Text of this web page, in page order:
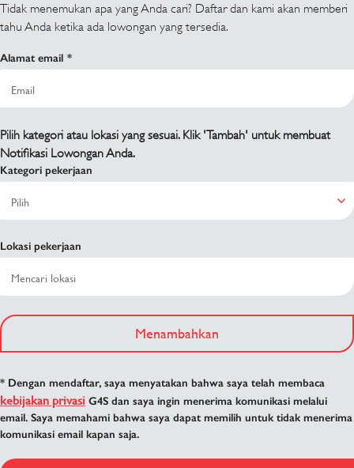
Tidak menemukan apa yang Anda cari? Daftar dan kami akan memberi
tahu Anda ketika ada lowongan yang tersedia.
Alamat email
Pilih kategori atau lokasi yang sesuai. Klik 'Tambah' untuk membuat
Notifikasi Lowongan Anda.
Kategori pekerjaan
Lokasi pekerjaan
Menambahkan
* Dengan mendaftar, saya menyatakan bahwa saya telah membaca
kebijakan privasi G4S dan saya ingin menerima komunikasi melalui
email. Saya memahami bahwa saya dapat memilih untuk tidak menerima
komunikasi email kapan saja.